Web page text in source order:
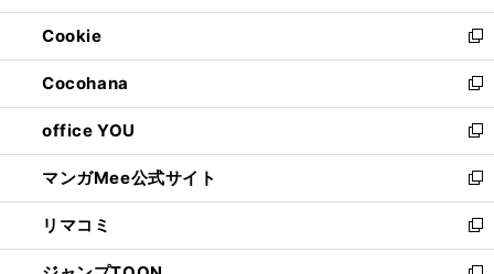
開
く
ウ
で
開
く
ン
ド
ウ
で
開
く
ウ
ィ
ン
ド
ウ
で
開
く
Cookie
新
し
い
ウ
ィ
ン
ド
ウ
で
開
Cocohana
新
し
い
ウ
ィ
ン
ド
ウ
office YOU
新
し
い
ウ
ィ
ン
マンガMee公式サイト
新
し
い
ウ
リマコミ
新
し